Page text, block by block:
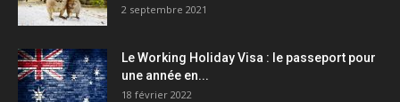
2 septembre 2021
Le Working Holiday Visa : le passeport pour
une année en...
18 février 2022